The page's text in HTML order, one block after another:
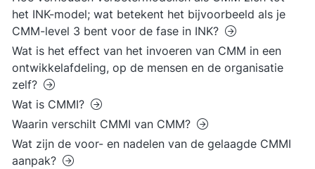
het INK-model; wat betekent het bijvoorbeeld als je
CMM-level 3 bent voor de fase in INK?
Wat is het effect van het invoeren van CMM in een
ontwikkelafdeling, op de mensen en de organisatie
zelf?
Wat is CMMI?
Waarin verschilt CMMI van CMM?
Wat zijn de voor- en nadelen van de gelaagde CMMI
aanpak?